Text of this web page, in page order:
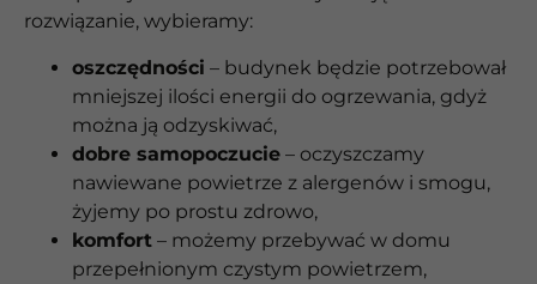
rozwiązanie, wybieramy:
oszczędności – budynek będzie potrzebował
mniejszej ilości energii do ogrzewania, gdyż
można ją odzyskiwać,
dobre samopoczucie – oczyszczamy
nawiewane powietrze z alergenów i smogu,
żyjemy po prostu zdrowo,
komfort – możemy przebywać w domu
przepełnionym czystym powietrzem,